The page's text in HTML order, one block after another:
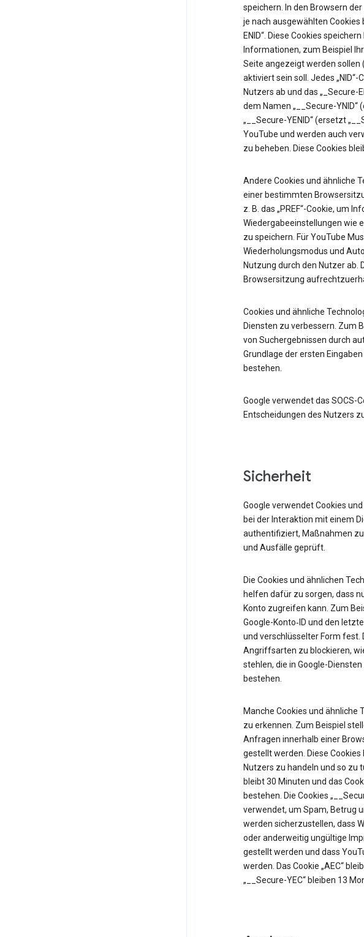
speichern. In den Browsern
je nach ausgewählten Cookies
ENID“. Diese Cookies
Informationen, zum Beispiel
Seite angezeigt werden sollen
aktiviert sein soll. Jedes
Nutzers ab und das „_Secure-
dem Namen „__Secure-YNID“
„__Secure-YENID“ (ersetzt
YouTube und werden auch
zu beheben. Diese Cookies
Andere Cookies und ähnliche
einer bestimmten
z. B. das „PREF“-Cookie, um
Wiedergabeeinstellungen wie
zu speichern. Für YouTube
Wiederholungsmodus und
Nutzung durch den Nutzer ab.
Browsersitzung
Cookies und ähnliche
Diensten zu verbessern. Zum
von Suchergebnissen durch
Grundlage der ersten
bestehen.
Google verwendet das SOCS-
Entscheidungen des Nutzers
Sicherheit
Google verwendet Cookies
bei der Interaktion mit einem
authentifiziert, Maßnahmen
und Ausfälle geprüft.
Die Cookies und ähnlichen
helfen dafür zu sorgen, dass
Konto zugreifen kann. Zum
Google-Konto‑ID und den
und verschlüsselter Form fest.
Angriffsarten zu blockieren,
stehlen, die in Google-
bestehen.
Manche Cookies und ähnliche
zu erkennen. Zum Beispiel
Anfragen innerhalb einer
gestellt werden. Diese
Nutzers zu handeln und so zu
bleibt 30 Minuten und das
bestehen. Die Cookies
verwendet, um Spam, Betrug
werden sicherzustellen, dass
oder anderweitig ungültige
gestellt werden und dass
werden. Das Cookie „AEC“
„__Secure-YEC“ bleiben 13